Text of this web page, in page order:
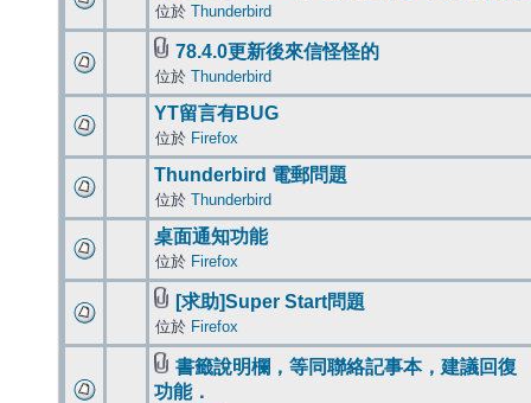
位於 Thunderbird
78.4.0更新後來信怪怪的
位於 Thunderbird
YT留言有BUG
位於 Firefox
Thunderbird 電郵問題
位於 Thunderbird
桌面通知功能
位於 Firefox
[求助]Super Start問題
位於 Firefox
書籤說明欄，等同聯絡記事本，建議回復
功能．